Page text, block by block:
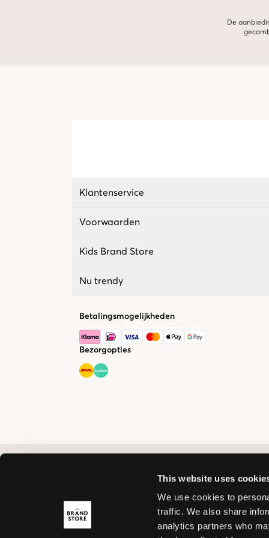
This website uses
We use cookies to
traffic. We also share
analytics partners who
De
Klantenservice
Voorwaarden
Kids Brand Store
Nu trendy
Betalingsmogelijkheden
Bezorgopties